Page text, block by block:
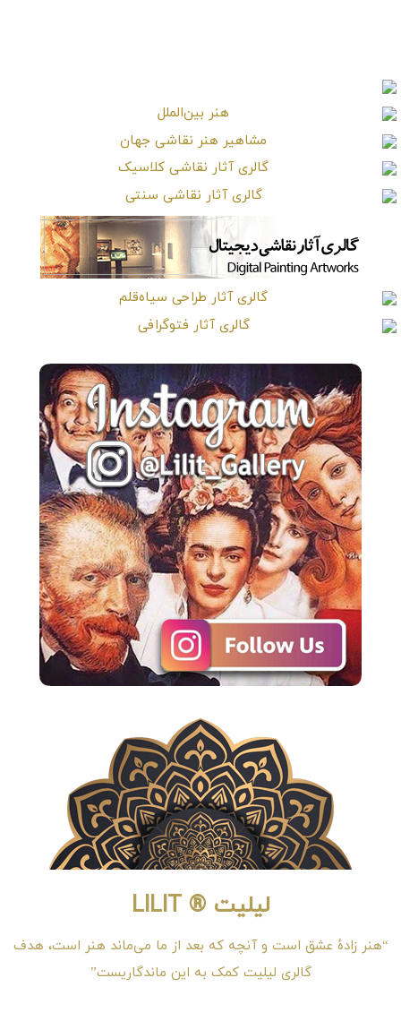
لیلیت ® LILIT
“هنر زادهٔ عشق است و آنچه که بعد از ما می‌ماند هنر است، هدف
گالری لیلیت کمک به این ماندگاریست”